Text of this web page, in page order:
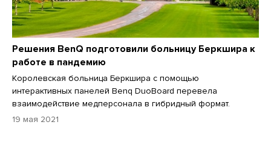
Решения BenQ подготовили больницу Беркшира к
работе в пандемию
Королевская больница Беркшира с помощью
интерактивных панелей Benq DuoBoard перевела
взаимодействие медперсонала в гибридный формат.
19 мая 2021